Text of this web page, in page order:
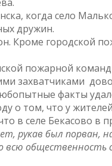
когда село
дружин.
Кроме городской
пожарной
захватчиками
факты
о том, что у
в селе Бекасово в
рукав был порван,
всю общественность